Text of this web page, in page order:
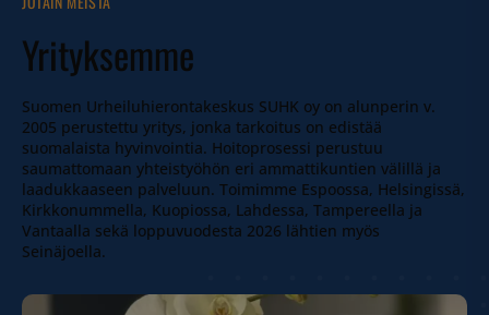
Yrityksemme
Suomen Urheiluhierontakeskus SUHK oy on alunperin v.
2005 perustettu yritys, jonka tarkoitus on edistää
suomalaista hyvinvointia. Hoitoprosessi perustuu
saumattomaan yhteistyöhön eri ammattikuntien välillä ja
laadukkaaseen palveluun. Toimimme Espoossa, Helsingissä,
Kirkkonummella, Kuopiossa, Lahdessa, Tampereella ja
Vantaalla sekä loppuvuodesta 2026 lähtien myös
Seinäjoella.